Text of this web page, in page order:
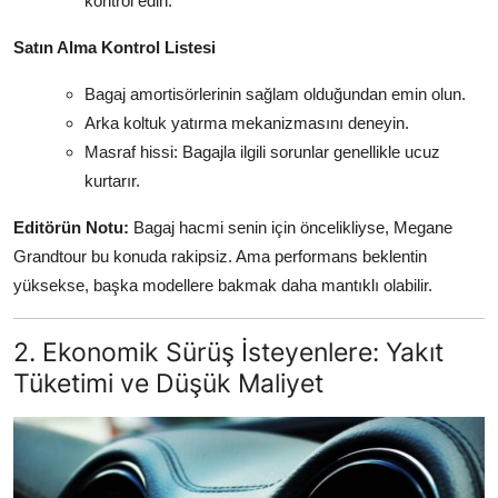
Satın Alma Kontrol Listesi
Bagaj amortisörlerinin sağlam olduğundan emin olun.
Arka koltuk yatırma mekanizmasını deneyin.
Masraf hissi: Bagajla ilgili sorunlar genellikle ucuz
kurtarır.
Editörün Notu: Bagaj hacmi senin için öncelikliyse, Megane
Grandtour bu konuda rakipsiz. Ama performans beklentin
yüksekse, başka modellere bakmak daha mantıklı olabilir.
2. Ekonomik Sürüş İsteyenlere: Yakıt
Tüketimi ve Düşük Maliyet